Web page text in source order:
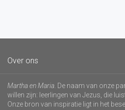
Over ons
Martha en Maria . De naam van onze
willen zijn: leerlingen van Jezus, die
Onze bron van inspiratie ligt in het